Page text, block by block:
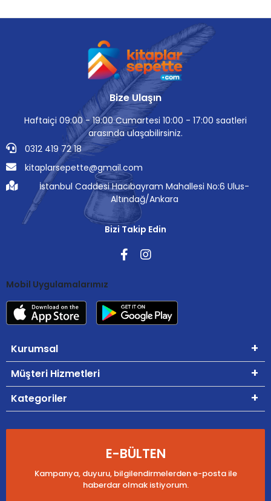
Bize Ulaşın
Haftaiçi 09:00 - 19:00 Cumartesi 10:00 - 17:00 saatleri
arasında ulaşabilirsiniz.
0312 419 72 18
kitaplarsepette@gmail.com
İstanbul Caddesi Hacıbayram Mahallesi No:6 Ulus-
Altındağ/Ankara
Bizi Takip Edin
Mobil Uygulamalarımız
Kurumsal
Müşteri Hizmetleri
Kategoriler
E-BÜLTEN
Kampanya, duyuru, bilgilendirmelerden e-posta ile
haberdar olmak istiyorum.